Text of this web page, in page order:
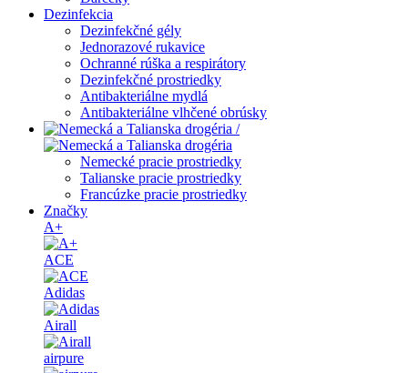
Dezinfekcia
Dezinfekčné gély
Jednorazové rukavice
Ochranné rúška a respirátory
Dezinfekčné prostriedky
Antibakteriálne mydlá
Antibakteriálne vlhčené obrúsky
/
Nemecké pracie prostriedky
Talianske pracie prostriedky
Francúzke pracie prostriedky
Značky
A+
ACE
Adidas
Airall
airpure